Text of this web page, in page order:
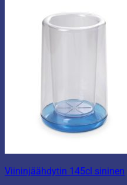
Viininjäähdytin 145cl sininen